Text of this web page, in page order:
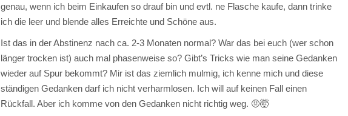
genau, wenn ich beim Einkaufen so drauf bin und evtl. ne Flasche kaufe, dann trinke
ich die leer und blende alles Erreichte und Schöne aus.
Ist das in der Abstinenz nach ca. 2-3 Monaten normal? War das bei euch (wer schon
länger trocken ist) auch mal phasenweise so? Gibt’s Tricks wie man seine Gedanken
wieder auf Spur bekommt? Mir ist das ziemlich mulmig, ich kenne mich und diese
ständigen Gedanken darf ich nicht verharmlosen. Ich will auf keinen Fall einen
Rückfall. Aber ich komme von den Gedanken nicht richtig weg. 🤨🤯